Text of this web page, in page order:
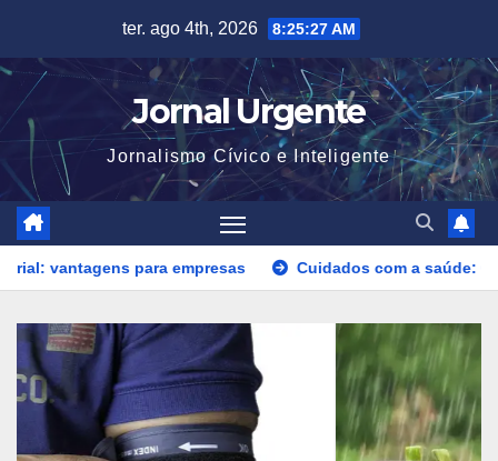
content
ter. ago 4th, 2026 8:25:29 AM
Jornal Urgente
Jornalismo Cívico e Inteligente
empresas Cuidados com a saúde: Como as